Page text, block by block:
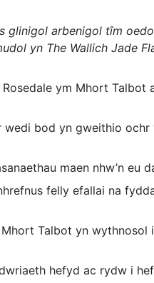
glinigol arbenigol tîm
yn The Wallich Jade
ym Mhort Talbot
bod yn gweithio
maen nhw’n eu
felly efallai na
Talbot yn
hefyd ac rydw i